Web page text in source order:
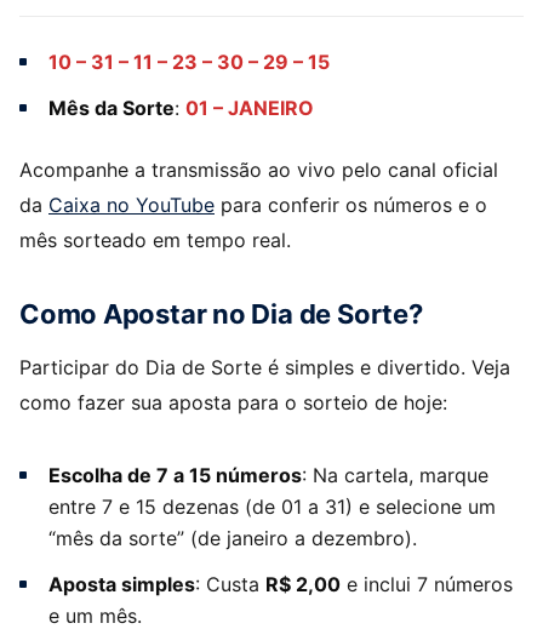
10 – 31 – 11 – 23 – 30 – 29 – 15
Mês da Sorte: 01 – JANEIRO
Acompanhe a transmissão ao vivo pelo canal oficial
da Caixa no YouTube para conferir os números e o
mês sorteado em tempo real.
Como Apostar no Dia de Sorte?
Participar do Dia de Sorte é simples e divertido. Veja
como fazer sua aposta para o sorteio de hoje:
Escolha de 7 a 15 números: Na cartela, marque
entre 7 e 15 dezenas (de 01 a 31) e selecione um
“mês da sorte” (de janeiro a dezembro).
Aposta simples: Custa R$ 2,00 e inclui 7 números
e um mês.